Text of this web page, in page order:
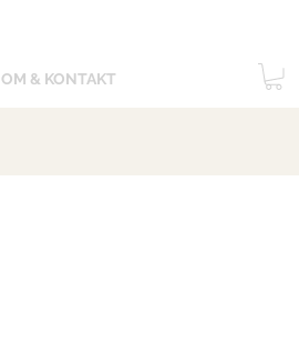
OM & KONTAKT